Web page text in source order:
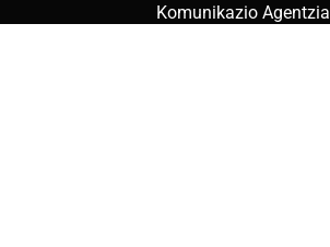
Komunikazio Agentzia